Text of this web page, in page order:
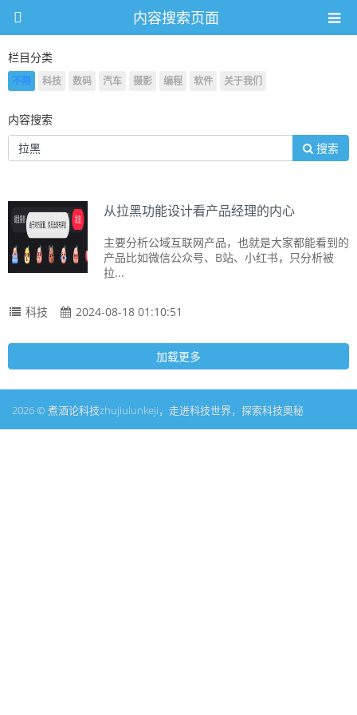
内容搜索页面
栏目分类
不限 科技 数码 汽车 摄影 编程 软件 关于我们
内容搜索
搜索
从拉黑功能设计看产品经理的内心
主要分析公域互联网产品，也就是大家都能看到的
产品比如微信公众号、B站、小红书，只分析被
拉...
科技 2024-08-18 01:10:51
加载更多
2026 © 煮酒论科技zhujiulunkeji，走进科技世界，探索科技奥秘